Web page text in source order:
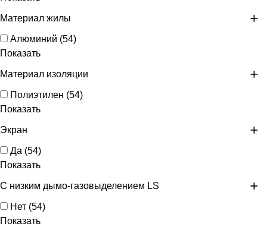
Материал жилы
Алюминий (54)
Показать
Материал изоляции
Полиэтилен (54)
Показать
Экран
Да (54)
Показать
С низким дымо-газовыделением LS
Нет (54)
Показать